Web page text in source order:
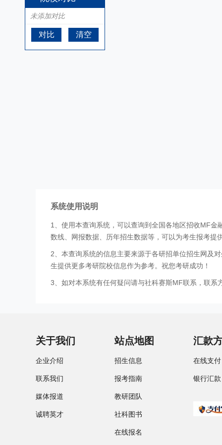
系统使用说明
1、使用本查询系统，可以查询到全国各地区招收MF
数线、网报数据、历年招生数据等，可以为考生报考提
2、本查询系统的信息主要来源于各研招单位招生网及
生提供更多考研院校信息作为参考。祝您考研成功！
3、如对本系统有任何疑问请与社科赛斯MF联系，联
未添加对比
对比 清空
关于我们
企业介绍
联系我们
媒体报道
诚聘英才
站点地图
招生信息
报考指南
教研团队
社科图书
在线报名
汇款
在线支
银行汇